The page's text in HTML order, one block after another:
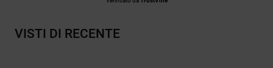
VISTI DI RECENTE